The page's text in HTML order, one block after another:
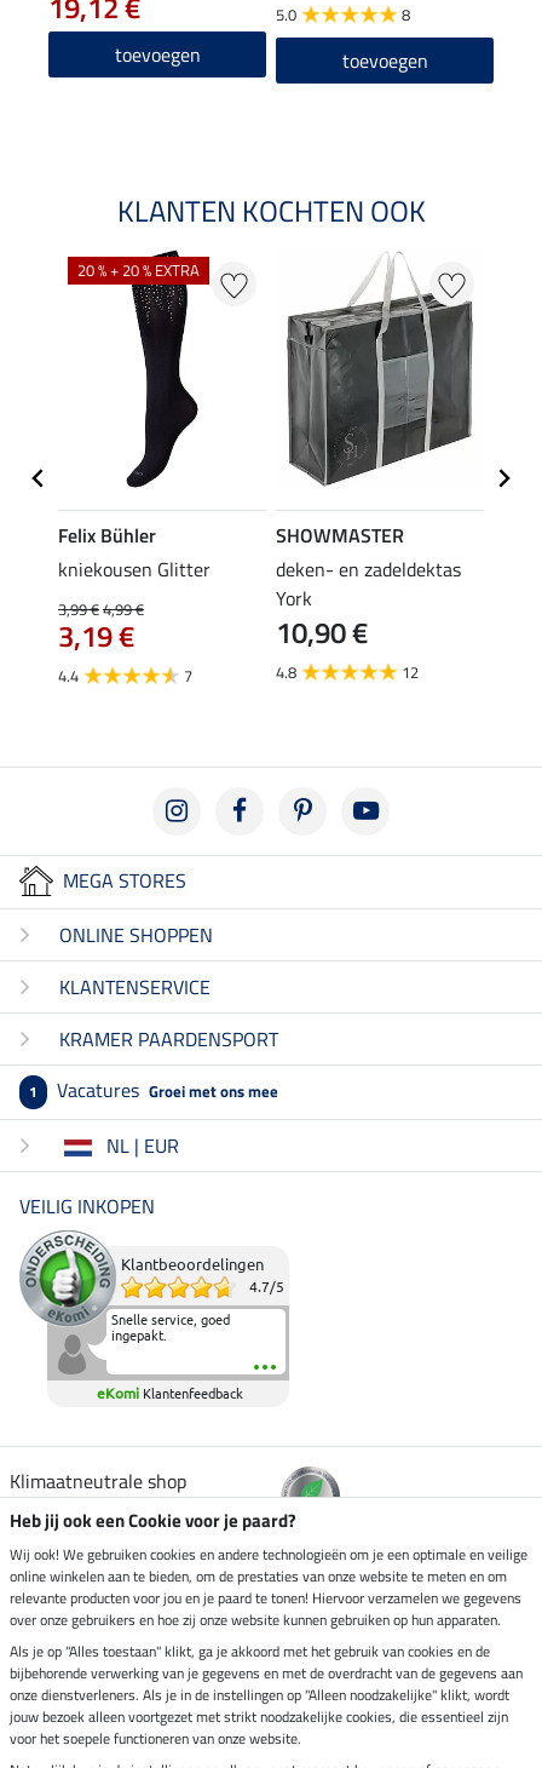
toevoegen
5.0 8
toevoegen
KLANTEN KOCHTEN OOK
20 % + 20 % EXTRA
Felix Bühler
kniekousen Glitter
3,99 €4,99 €
3,19 €
4.4 7
SHOWMASTER
deken- en zadeldektas
York
10,90 €
4.8 12
MEGA STORES
ONLINE SHOPPEN
KLANTENSERVICE
KRAMER PAARDENSPORT
1 Vacatures Groei met ons mee
NL | EUR
VEILIG INKOPEN
Klantbeoordelingen
4.7/5
Snelle service, goed
ingepakt.
eKomi Klantenfeedback
Klimaatneutrale shop
Verzending per
Veilig betalen met
Impressum
Heb jij ook een Cookie voor je paard?
Wij ook! We gebruiken cookies en andere technologieën om je een optimale en veilige
online winkelen aan te bieden, om de prestaties van onze website te meten en om
relevante producten voor jou en je paard te tonen! Hiervoor verzamelen we gegevens
over onze gebruikers en hoe zij onze website kunnen gebruiken op hun apparaten.
Als je op "Alles toestaan" klikt, ga je akkoord met het gebruik van cookies en de
bijbehorende verwerking van je gegevens en met de overdracht van de gegevens aan
onze dienstverleners. Als je in de instellingen op "Alleen noodzakelijke" klikt, wordt
jouw bezoek alleen voortgezet met strikt noodzakelijke cookies, die essentieel zijn
voor het soepele functioneren van onze website.